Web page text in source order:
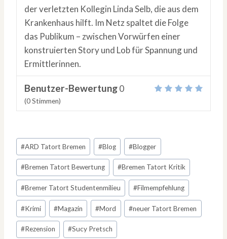
der verletzten Kollegin Linda Selb, die aus dem
Krankenhaus hilft. Im Netz spaltet die Folge
das Publikum – zwischen Vorwürfen einer
konstruierten Story und Lob für Spannung und
Ermittlerinnen.
Benutzer-Bewertung0
(0Stimmen)
Schlagworte:
#ARD Tatort Bremen #Blog #Blogger
#Bremen Tatort Bewertung #Bremen Tatort Kritik
#Bremer Tatort Studentenmilieu #Filmempfehlung
#Krimi #Magazin #Mord #neuer Tatort Bremen
#Rezension #Sucy Pretsch